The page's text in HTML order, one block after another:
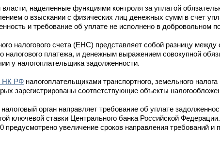
власти, наделенные функциями контроля за уплатой
о взыскании с физических лиц денежных сумм в счет
и требование об уплате не исполнено в добровольном
налогового счета (ЕНС) представляет собой разницу
налогового платежа, и денежным выражением совокупной
у налогоплательщика задолженности.
НК РФ налогоплательщиками транспортного, земельного налога
зарегистрированы соответствующие объекты
орган направляет требование об уплате
ключевой ставки Центрального банка Российской
увеличение сроков направления требований и